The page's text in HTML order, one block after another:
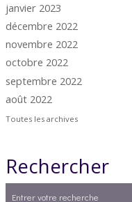
janvier 2023
décembre 2022
novembre 2022
octobre 2022
septembre 2022
août 2022
Toutes les archives
Rechercher